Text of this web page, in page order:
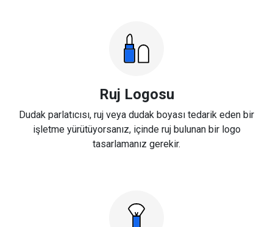
Ruj Logosu
Dudak parlatıcısı, ruj veya dudak boyası tedarik eden bir
işletme yürütüyorsanız, içinde ruj bulunan bir logo
tasarlamanız gerekir.